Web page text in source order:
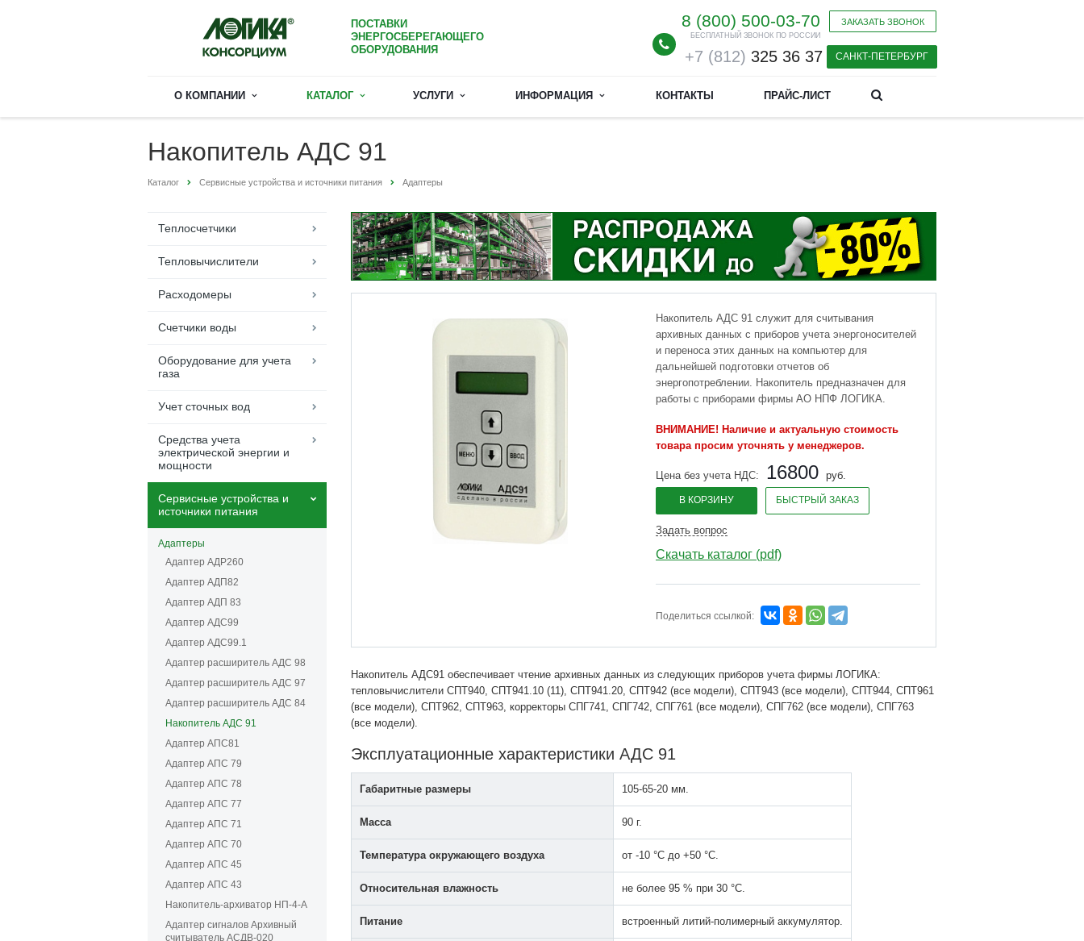
ПОСТАВКИ
ЭНЕРГОСБЕРЕГАЮЩЕГО
ОБОРУДОВАНИЯ
8 (800) 500-03-70
БЕСПЛАТНЫЙ ЗВОНОК ПО РОССИИ
ЗАКАЗАТЬ ЗВОНОК
+7 (812) 325 36 37 САНКТ-ПЕТЕРБУРГ
О КОМПАНИИ КАТАЛОГ УСЛУГИ ИНФОРМАЦИЯ КОНТАКТЫ ПРАЙС-ЛИСТ
Накопитель АДС 91
Каталог Сервисные устройства и источники питания Адаптеры
Теплосчетчики
Тепловычислители
Расходомеры
Счетчики воды
Оборудование для учета
газа
Учет сточных вод
Средства учета
электрической энергии и
мощности
Сервисные устройства и
источники питания
Адаптеры
Адаптер АДР260
Адаптер АДП82
Адаптер АДП 83
Адаптер АДС99
Адаптер АДС99.1
Адаптер расширитель АДС 98
Адаптер расширитель АДС 97
Адаптер расширитель АДС 84
Накопитель АДС 91
Адаптер АПС81
Адаптер АПС 79
Адаптер АПС 78
Адаптер АПС 77
Адаптер АПС 71
Адаптер АПС 70
Адаптер АПС 45
Адаптер АПС 43
Накопитель-архиватор НП-4-А
Адаптер сигналов Архивный
считыватель АСДВ-020
Накопитель АДС 91 служит для считывания
архивных данных с приборов учета энергоносителей
и переноса этих данных на компьютер для
дальнейшей подготовки отчетов об
энергопотреблении. Накопитель предназначен для
работы с приборами фирмы АО НПФ ЛОГИКА.
ВНИМАНИЕ! Наличие и актуальную стоимость
товара просим уточнять у менеджеров.
Цена без учета НДС: 16800 руб.
В КОРЗИНУ БЫСТРЫЙ ЗАКАЗ
Задать вопрос
Скачать каталог (pdf)
Поделиться ссылкой:
Накопитель АДС91 обеспечивает чтение архивных данных из следующих приборов учета фирмы ЛОГИКА:
тепловычислители СПТ940, СПТ941.10 (11), СПТ941.20, СПТ942 (все модели), СПТ943 (все модели), СПТ944, СПТ961
(все модели), СПТ962, СПТ963, корректоры СПГ741, СПГ742, СПГ761 (все модели), СПГ762 (все модели), СПГ763
(все модели).
Эксплуатационные характеристики АДС 91
Габаритные размеры 105-65-20 мм.
Масса 90 г.
Температура окружающего воздуха от -10 °С до +50 °С.
Относительная влажность не более 95 % при 30 °С.
Питание встроенный литий-полимерный аккумулятор.